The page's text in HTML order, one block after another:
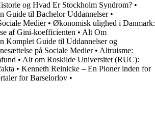
og Hvad Er Stockholm Syndrom? •
Guide til Bachelor Uddannelser•
Medier• Økonomisk ulighed i Danmark:
af Gini-koefficienten • Alt Om
Komplet Guide til Uddannelser og
på Sociale Medier• Altruisme:
• Alt om Roskilde Universitet (RUC):
• Kenneth Reinicke – En Pioner inden for
for Barselorlov •